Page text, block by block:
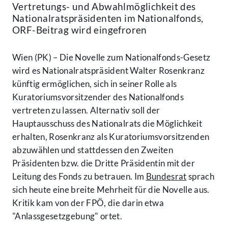
Vertretungs- und Abwahlmöglichkeit des
Nationalratspräsidenten im Nationalfonds,
ORF-Beitrag wird eingefroren
Wien (PK) – Die Novelle zum Nationalfonds-Gesetz
wird es Nationalratspräsident Walter Rosenkranz
künftig ermöglichen, sich in seiner Rolle als
Kuratoriumsvorsitzender des Nationalfonds
vertreten zu lassen. Alternativ soll der
Hauptausschuss des Nationalrats die Möglichkeit
erhalten, Rosenkranz als Kuratoriumsvorsitzenden
abzuwählen und stattdessen den Zweiten
Präsidenten bzw. die Dritte Präsidentin mit der
Leitung des Fonds zu betrauen. Im Bundesratsprach
sich heute eine breite Mehrheit für die Novelle aus.
Kritik kam von der FPÖ, die darin etwa
"Anlassgesetzgebung" ortet.